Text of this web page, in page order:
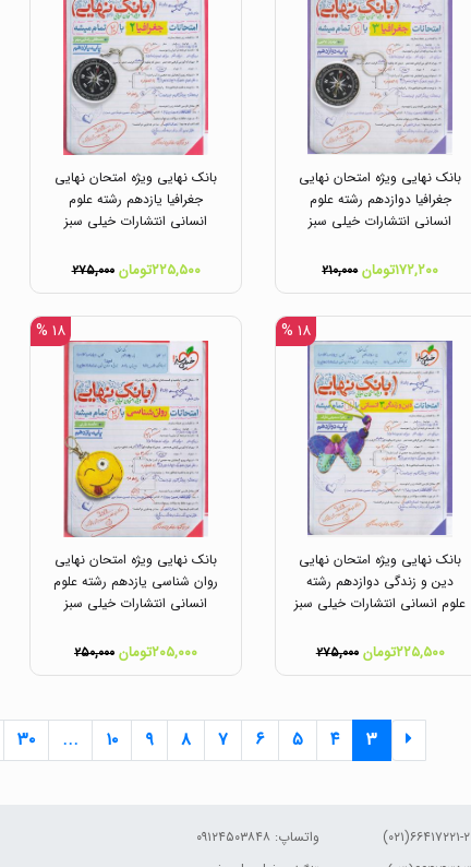
بانک نهایی ویژه امتحان نهایی
جغرافیا دوازدهم رشته علوم
انسانی انتشارات خیلی سبز
۱۷۲,۲۰۰تومان ۲۱۰,۰۰۰
بانک نهایی ویژه امتحان نهایی
جغرافیا یازدهم رشته علوم
انسانی انتشارات خیلی سبز
۲۲۵,۵۰۰تومان ۲۷۵,۰۰۰
۱۸ %
بانک نهایی ویژه امتحان نهایی
دین و زندگی دوازدهم رشته
علوم انسانی انتشارات خیلی سبز
۲۲۵,۵۰۰تومان ۲۷۵,۰۰۰
۱۸ %
بانک نهایی ویژه امتحان نهایی
روان شناسی یازدهم رشته علوم
انسانی انتشارات خیلی سبز
۲۰۵,۰۰۰تومان ۲۵۰,۰۰۰
۳ ۴ ۵ ۶ ۷ ۸ ۹ ۱۰ ... ۳۰
۲-۶۶۴۱۷۲۲۱(۰۲۱) واتساپ: ۰۹۱۲۴۵۰۳۸۴۸